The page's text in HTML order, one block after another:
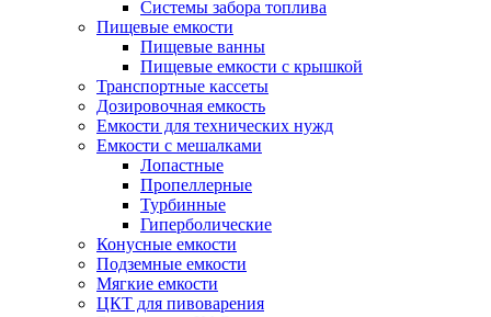
Системы забора топлива
Пищевые емкости
Пищевые ванны
Пищевые емкости с крышкой
Транспортные кассеты
Дозировочная емкость
Емкости для технических нужд
Емкости с мешалками
Лопастные
Пропеллерные
Турбинные
Гиперболические
Конусные емкости
Подземные емкости
Мягкие емкости
ЦКТ для пивоварения